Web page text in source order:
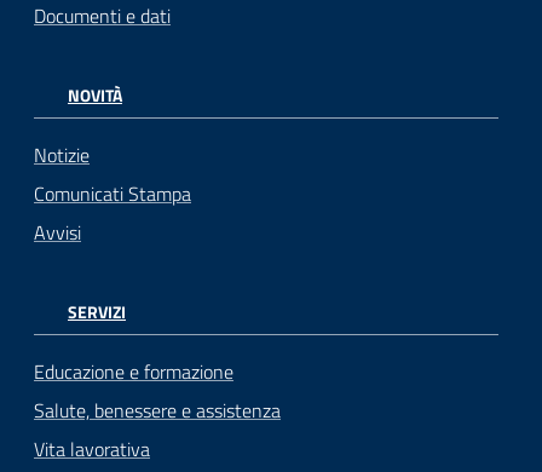
Documenti e dati
NOVITÀ
Notizie
Comunicati Stampa
Avvisi
SERVIZI
Educazione e formazione
Salute, benessere e assistenza
Vita lavorativa